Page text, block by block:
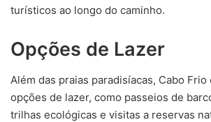
turísticos ao longo do caminho.
Opções de Lazer
Além das praias paradisíacas, Cabo
opções de lazer, como passeios de
trilhas ecológicas e visitas a reservas